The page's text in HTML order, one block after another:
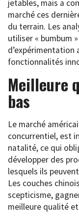
jetables, mais a
marché ces
du terrain. Les
utiliser « bumbum
d’expérimentation
fonctionnalités
Meilleure
bas
Le marché
concurrentiel, est
natalité, ce qui
développer des
lesquels ils
Les couches
scepticisme,
meilleure qualité